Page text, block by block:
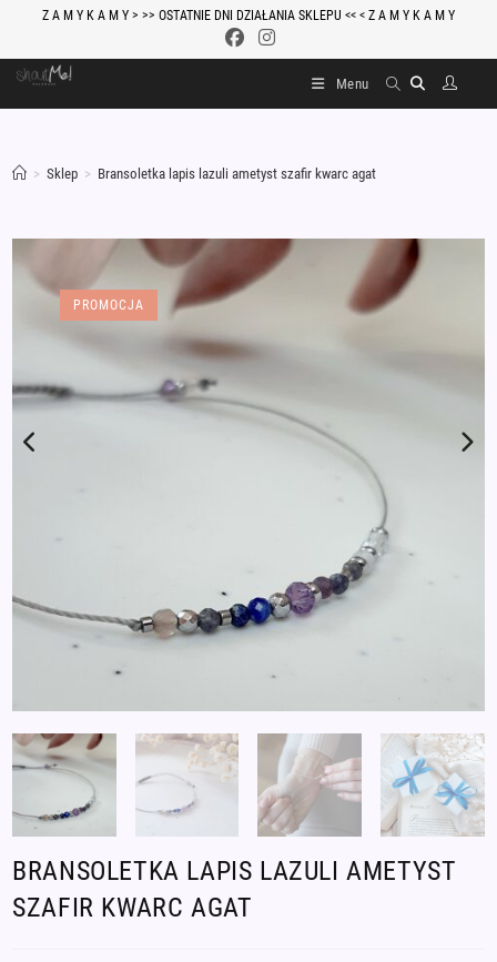
content
Z A M Y K A M Y > >> OSTATNIE DNI DZIAŁANIA SKLEPU << < Z A M Y K A M Y
Menu
> Sklep > Bransoletka lapis lazuli ametyst szafir kwarc agat
PROMOCJA
BRANSOLETKA LAPIS LAZULI AMETYST
SZAFIR KWARC AGAT